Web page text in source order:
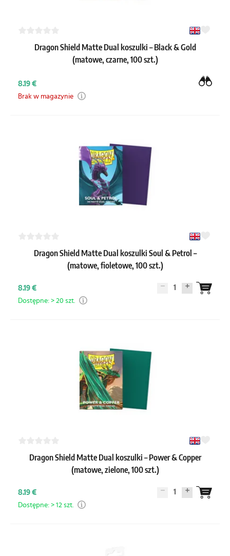
Dragon Shield Matte Dual koszulki – Black & Gold
(matowe, czarne, 100 szt.)
8.19 €
Brak w magazynie
Dragon Shield Matte Dual koszulki Soul & Petrol –
(matowe, fioletowe, 100 szt.)
8.19 € 1
Dostępne: > 20 szt.
Dragon Shield Matte Dual koszulki – Power & Copper
(matowe, zielone, 100 szt.)
8.19 € 1
Dostępne: > 12 szt.